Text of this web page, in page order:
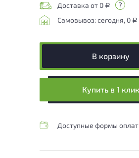
Доставка от 0 Р
Самовывоз: сегодня, 0 Р
В корзину
Купить в 1 клик
Доступные формы